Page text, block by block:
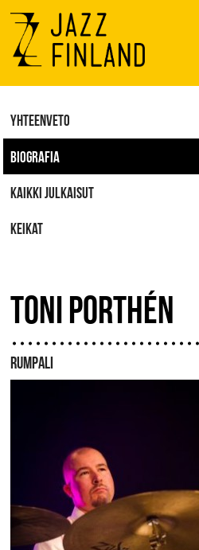
Menu
YHTEENVETO
BIOGRAFIA
KAIKKI JULKAISUT
KEIKAT
TONI PORTHÉN
RUMPALI